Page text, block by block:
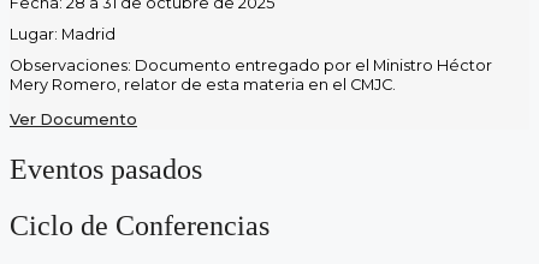
Lugar: Madrid
Observaciones: Documento entregado por el Ministro Héctor
Mery Romero, relator de esta materia en el CMJC.
Ver Documento
Eventos pasados
Ciclo de Conferencias